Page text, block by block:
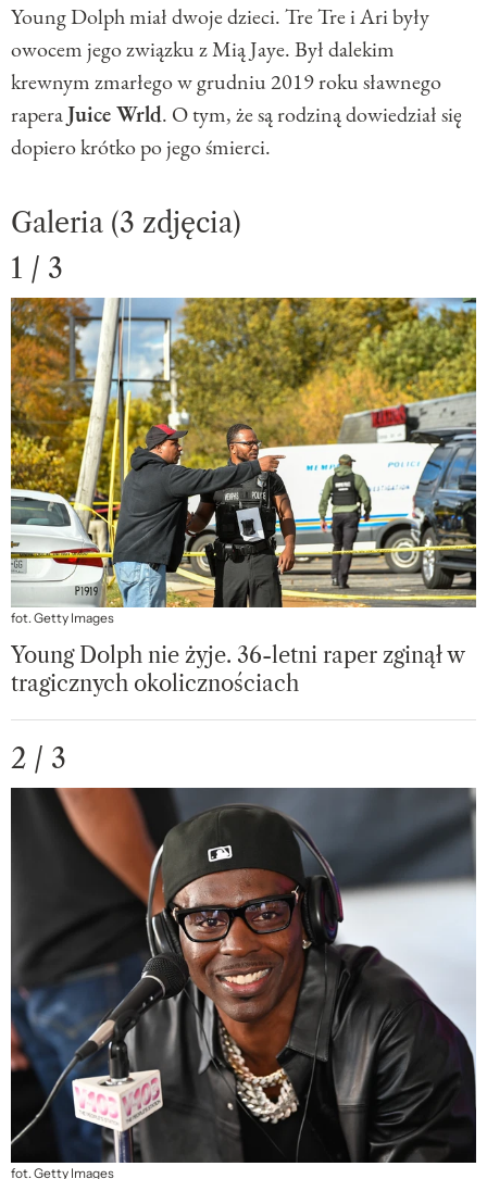
Young Dolph miał dwoje dzieci. Tre Tre i Ari były
owocem jego związku z Mią Jaye. Był dalekim
krewnym zmarłego w grudniu 2019 roku sławnego
raperaJuice Wrld. O tym, że są rodziną dowiedział się
dopiero krótko po jego śmierci.
Galeria (3 zdjęcia)
1 / 3
fot. Getty Images
Young Dolph nie żyje. 36-letni raper zginął w
tragicznych okolicznościach
2 / 3
fot. Getty Images